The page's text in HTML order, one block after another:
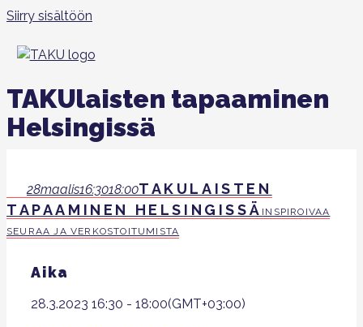
Siirry sisältöön
TAKUlaisten tapaaminen
Helsingissä
28maalis16:3018:00TAKULAISTEN
TAPAAMINEN HELSINGISSÄ INSPIROIVAA
SEURAA JA VERKOSTOITUMISTA
Aika
28.3.2023 16:30 - 18:00(GMT+03:00)